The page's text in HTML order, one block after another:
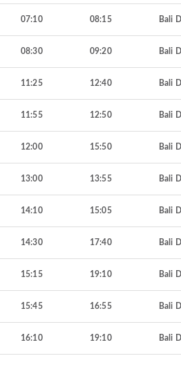
07:10 08:15 Bali
08:30 09:20 Bali
11:25 12:40 Bali
11:55 12:50 Bali
12:00 15:50 Bali
13:00 13:55 Bali
14:10 15:05 Bali
14:30 17:40 Bali
15:15 19:10 Bali
15:45 16:55 Bali
16:10 19:10 Bali